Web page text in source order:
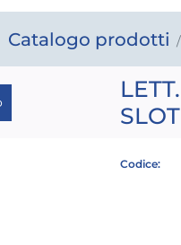
Catalogo prodotti
Codice: